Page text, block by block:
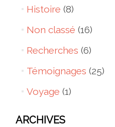
Histoire (8)
Non classé (16)
Recherches (6)
Témoignages (25)
Voyage (1)
ARCHIVES